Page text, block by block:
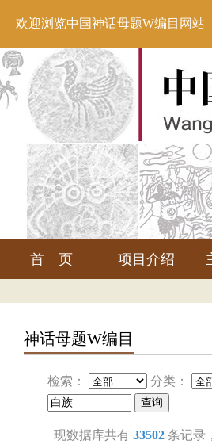
欢迎浏览中国神话母题W编目网站
首 页 项目介绍
神话母题W编目
检索： 分类：
现数据库共有 33502 条记录